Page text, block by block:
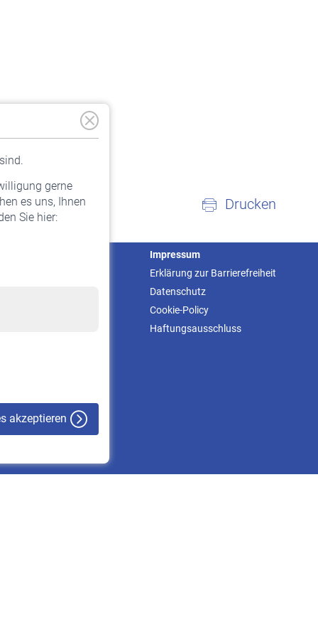
gerne
es uns, Ihnen
Sie hier:
akzeptieren
Drucken
Impressum
Erklärung zur Barrierefreiheit
Datenschutz
Cookie-Policy
Haftungsausschluss